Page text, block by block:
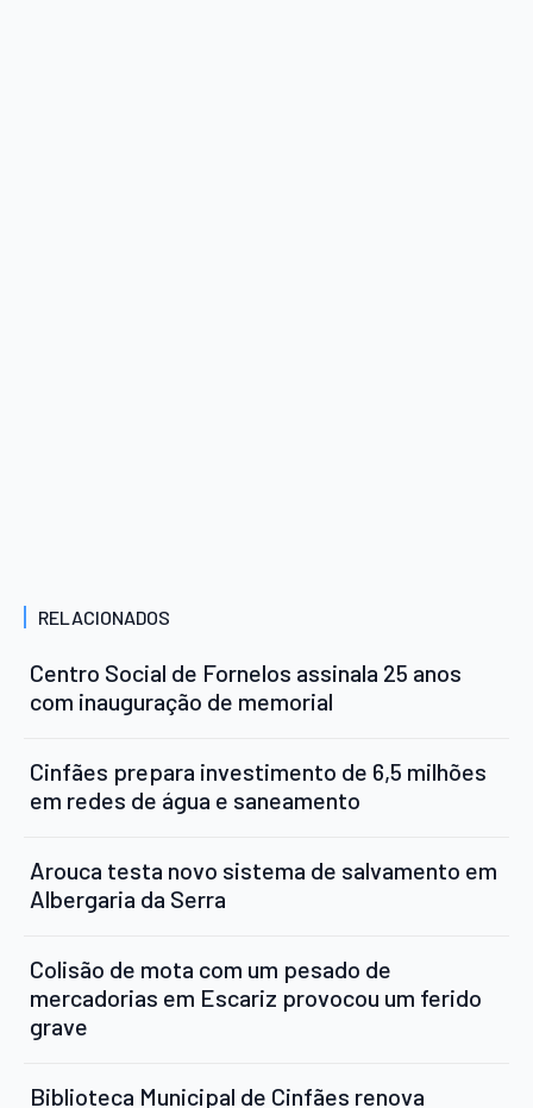
RELACIONADOS
Centro Social de Fornelos assinala 25 anos
com inauguração de memorial
Cinfães prepara investimento de 6,5 milhões
em redes de água e saneamento
Arouca testa novo sistema de salvamento em
Albergaria da Serra
Colisão de mota com um pesado de
mercadorias em Escariz provocou um ferido
grave
Biblioteca Municipal de Cinfães renova